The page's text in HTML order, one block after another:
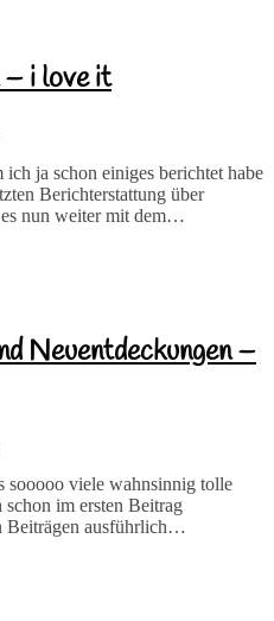
i love it
ja schon einiges berichtet habe
Berichterstattung über
nun weiter mit dem…
Neuentdeckungen –
sooooo viele wahnsinnig tolle
im ersten Beitrag
Beiträgen ausführlich…